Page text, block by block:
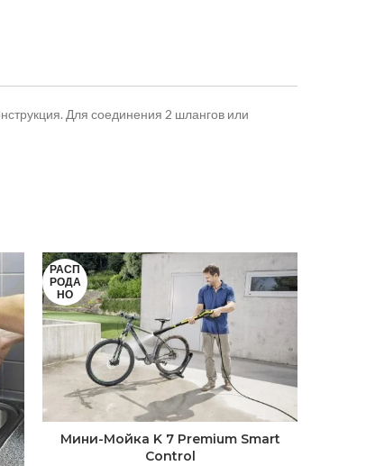
Для соединения 2 шлангов или
РАСП
РОДА
НО
Мини-Мойка K 7 Premium Smart
Control